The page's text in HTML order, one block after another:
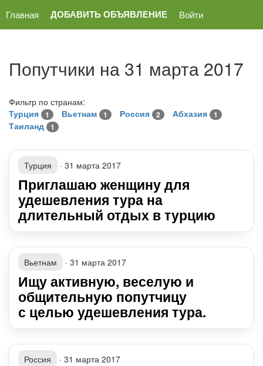
Главная ДОБАВИТЬ ОБЪЯВЛЕНИЕ Войти
Попутчики на 31 марта 2017
Фильтр по странам:
Турция
1 Вьетнам 1 Россия 2 Абхазия 1
Таиланд 1
Турция · 31 марта 2017
Приглашаю женщину для
удешевления тура на
длительный отдых в турцию
Вьетнам · 31 марта 2017
Ищу активную, веселую и
общительную попутчицу
с целью удешевления тура.
Россия · 31 марта 2017